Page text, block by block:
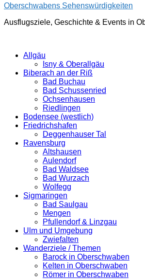
Oberschwabens Sehenswürdigkeiten
Ausflugsziele, Geschichte & Events in
Allgäu
Isny & Oberallgäu
Biberach an der Riß
Bad Buchau
Bad Schussenried
Ochsenhausen
Riedlingen
Bodensee (westlich)
Friedrichshafen
Deggenhauser Tal
Ravensburg
Altshausen
Aulendorf
Bad Waldsee
Bad Wurzach
Wolfegg
Sigmaringen
Bad Saulgau
Mengen
Pfullendorf & Linzgau
Ulm und Umgebung
Zwiefalten
Wanderziele / Themen
Barock in Oberschwaben
Kelten in Oberschwaben
Römer in Oberschwaben